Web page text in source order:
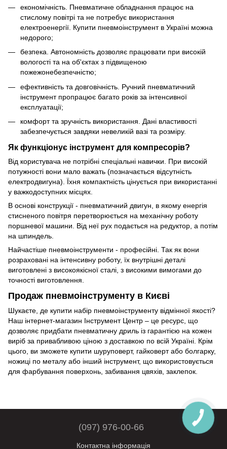
економічність. Пневматичне обладнання працює на
стислому повітрі та не потребує використання
електроенергії. Купити пневмоінструмент в Україні можна
недорого;
безпека. Автономність дозволяє працювати при високій
вологості та на об'єктах з підвищеною
пожежонебезпечністю;
ефективність та довговічність. Ручний пневматичний
інструмент пропрацює багато років за інтенсивної
експлуатації;
комфорт та зручність використання. Дані властивості
забезпечується завдяки невеликій вазі та розміру.
Як функціонує інструмент для компресорів?
Від користувача не потрібні спеціальні навички. При високій
потужності вони мало важать (позначається відсутність
електродвигуна). Їхня компактність цінується при використанні
у важкодоступних місцях.
В основі конструкції - пневматичний двигун, в якому енергія
стисненого повітря перетворюється на механічну роботу
поршневої машини. Від неї рух подається на редуктор, а потім
на шпиндель.
Найчастіше пневмоінструменти - професійні. Так як вони
розраховані на інтенсивну роботу, їх внутрішні деталі
виготовлені з високоякісної сталі, з високими вимогами до
точності виготовлення.
Продаж пневмоінструменту в Києві
Шукаєте, де купити набір пневмоінструменту відмінної якості?
Наш інтернет-магазин Інструмент Центр – це ресурс, що
дозволяє придбати пневматичну дриль із гарантією на кожен
виріб за привабливою ціною з доставкою по всій Україні. Крім
цього, ви зможете купити шуруповерт, гайковерт або болгарку,
ножиці по металу або інший інструмент, що використовується
для фарбування поверхонь, забивання цвяхів, заклепок.
(097) 976-00-66
Контактна інформація